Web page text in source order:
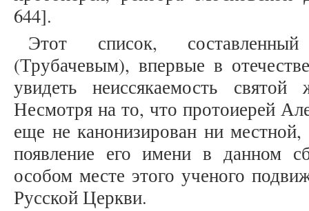
644].
Этот список,
(Трубачевым), впервые в
увидеть неиссякаемость
Несмотря на то, что протоиерей
еще не канонизирован ни
появление его имени в данном
особом месте этого ученого
Русской Церкви.